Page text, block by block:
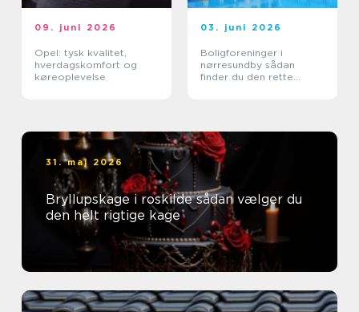
09. juni 2026
Opel: tysk kvalitet,
hverdagskomfort og
køreoplevelse
03. juni 2026
Boligforeninger i
nørresundby sådan
finder du den rette
31. maj 2026
Bryllupskage i roskilde sådan vælger du
den helt rigtige kage